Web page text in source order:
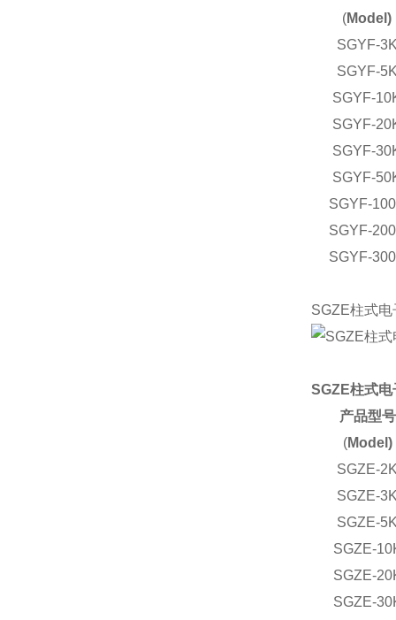
(Model)
SGYF-
SGYF-
SGYF-
SGYF-
SGYF-
SGYF-
SGYF-
SGYF-
SGYF-
SGZE柱式
SGZE柱式
产品型号
(Model)
SGZE-
SGZE-
SGZE-
SGZE-
SGZE-
SGZE-